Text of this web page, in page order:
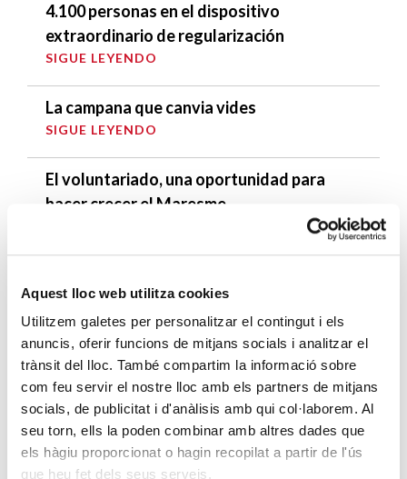
Aquest lloc web utilitza cookies
Utilitzem galetes per personalitzar el contingut i els
anuncis, oferir funcions de mitjans socials i analitzar el
trànsit del lloc. També compartim la informació sobre
com feu servir el nostre lloc amb els partners de mitjans
socials, de publicitat i d'anàlisis amb qui col·laborem. Al
seu torn, ells la poden combinar amb altres dades que
els hàgiu proporcionat o hagin recopilat a partir de l'ús
que heu fet dels seus serveis.
4.100 personas en el dispositivo
extraordinario de regularización
SIGUE LEYENDO
La campana que canvia vides
SIGUE LEYENDO
El voluntariado, una oportunidad para
hacer crecer el Maresme
Campañas solidarias